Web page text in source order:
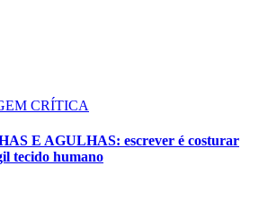
CRÍTICA
E AGULHAS: escrever é costurar
tecido humano